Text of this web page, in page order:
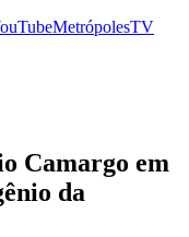
MetrópolesTV
Camargo em
da